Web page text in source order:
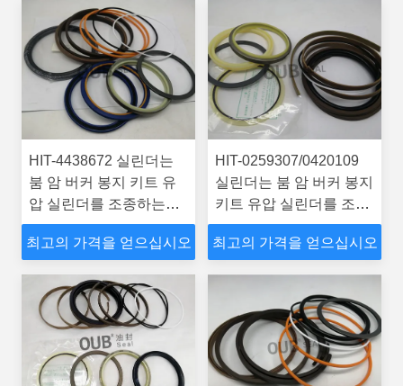
HIT-4438672 실린더는
붐 암 버커 봉지 키트 유
압 실린더를 조종하는
4310244 기계 EX400-
3C 굴삭기입니다
최고의 가격을 얻으십시오
HIT-0259307/0420109
실린더는 붐 암 버커 봉지
키트 유압 실린더를 조종
하는 4310241 기계
EX400-3C 굴삭기입니다
최고의 가격을 얻으십시오